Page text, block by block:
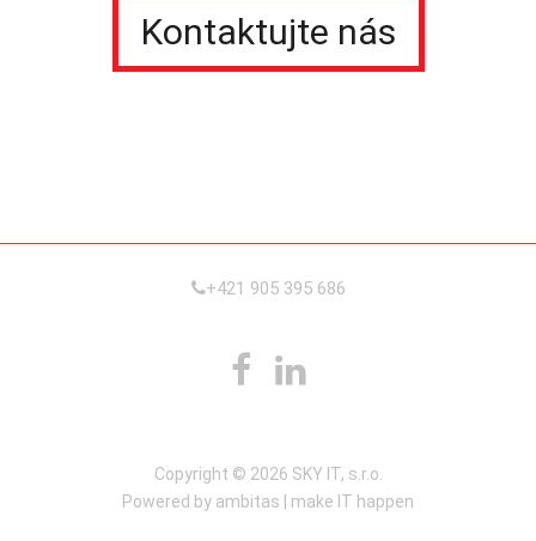
Kontaktujte nás
+421 905 395 686
Copyright © 2026 SKY IT, s.r.o.
Powered by ambitas | make IT happen